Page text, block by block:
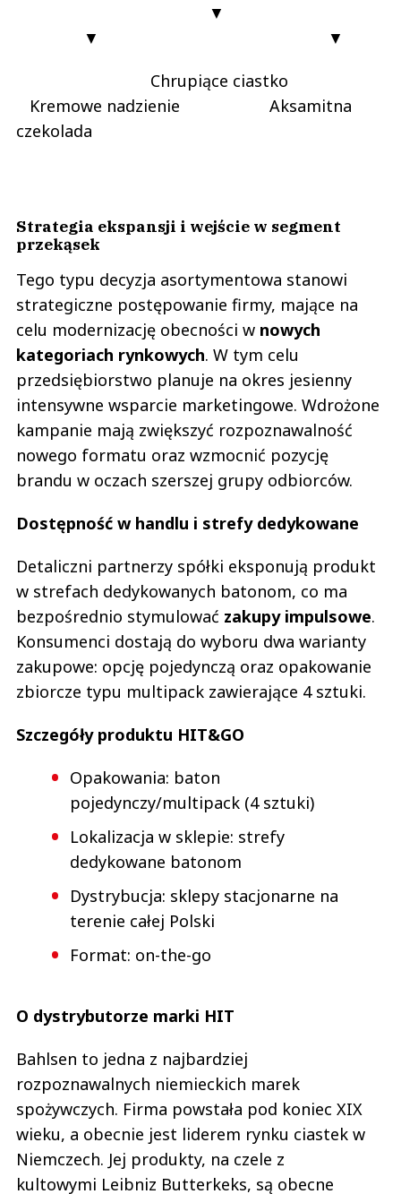
▼
▼ ▼
Chrupiące ciastko
Kremowe nadzienie Aksamitna
czekolada
Strategia ekspansji i wejście w segment
przekąsek
Tego typu decyzja asortymentowa stanowi
strategiczne postępowanie firmy, mające na
celu modernizację obecności w nowych
kategoriach rynkowych. W tym celu
przedsiębiorstwo planuje na okres jesienny
intensywne wsparcie marketingowe. Wdrożone
kampanie mają zwiększyć rozpoznawalność
nowego formatu oraz wzmocnić pozycję
brandu w oczach szerszej grupy odbiorców.
Dostępność w handlu i strefy dedykowane
Detaliczni partnerzy spółki eksponują produkt
w strefach dedykowanych batonom, co ma
bezpośrednio stymulować zakupy impulsowe.
Konsumenci dostają do wyboru dwa warianty
zakupowe: opcję pojedynczą oraz opakowanie
zbiorcze typu multipack zawierające 4 sztuki.
Szczegóły produktu HIT&GO
Opakowania: baton
pojedynczy/multipack (4 sztuki)
Lokalizacja w sklepie: strefy
dedykowane batonom
Dystrybucja: sklepy stacjonarne na
terenie całej Polski
Format: on-the-go
O dystrybutorze marki HIT
Bahlsen to jedna z najbardziej
rozpoznawalnych niemieckich marek
spożywczych. Firma powstała pod koniec XIX
wieku, a obecnie jest liderem rynku ciastek w
Niemczech. Jej produkty, na czele z
kultowymi Leibniz Butterkeks, są obecne